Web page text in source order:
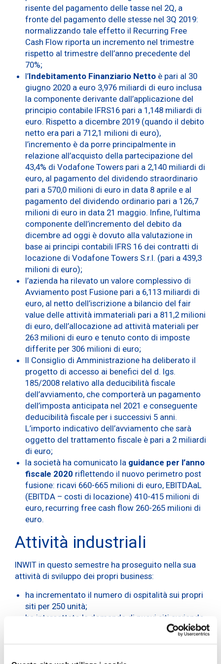
risente del pagamento delle tasse nel 2Q, a
fronte del pagamento delle stesse nel 3Q 2019:
normalizzando tale effetto il Recurring Free
Cash Flow riporta un incremento nel trimestre
rispetto al trimestre dell’anno precedente del
70%;
l’Indebitamento Finanziario Netto è pari al 30
giugno 2020 a euro 3,976 miliardi di euro inclusa
la componente derivante dall’applicazione del
principio contabile IFRS16 pari a 1,148 miliardi di
euro. Rispetto a dicembre 2019 (quando il debito
netto era pari a 712,1 milioni di euro),
l’incremento è da porre principalmente in
relazione all’acquisto della partecipazione del
43,4% di Vodafone Towers pari a 2,140 miliardi di
euro, al pagamento del dividendo straordinario
pari a 570,0 milioni di euro in data 8 aprile e al
pagamento del dividendo ordinario pari a 126,7
milioni di euro in data 21 maggio. Infine, l’ultima
componente dell’incremento del debito da
dicembre ad oggi è dovuto alla valutazione in
base ai principi contabili IFRS 16 dei contratti di
locazione di Vodafone Towers S.r.l. (pari a 439,3
milioni di euro);
l’azienda ha rilevato un valore complessivo di
Avviamento post Fusione pari a 6,113 miliardi di
euro, al netto dell’iscrizione a bilancio del fair
value delle attività immateriali pari a 811,2 milioni
di euro, dell’allocazione ad attività materiali per
263 milioni di euro e tenuto conto di imposte
differite per 306 milioni di euro;
Il Consiglio di Amministrazione ha deliberato il
progetto di accesso ai benefici del d. lgs.
185/2008 relativo alla deducibilità fiscale
dell’avviamento, che comporterà un pagamento
dell’imposta anticipata nel 2021 e conseguente
deducibilità fiscale per i successivi 5 anni.
L’importo indicativo dell’avviamento che sarà
oggetto del trattamento fiscale è pari a 2 miliardi
di euro;
la società ha comunicato la guidance per l’anno
fiscale 2020 riflettendo il nuovo perimetro post
fusione: ricavi 660-665 milioni di euro, EBITDAaL
(EBITDA – costi di locazione) 410-415 milioni di
euro, recurring free cash flow 260-265 milioni di
euro.
Attività industriali
INWIT in questo semestre ha proseguito nella sua
attività di sviluppo dei propri business:
ha incrementato il numero di ospitalità sui propri
siti per 250 unità;
ha intercettato la domanda di nuovi siti avviando